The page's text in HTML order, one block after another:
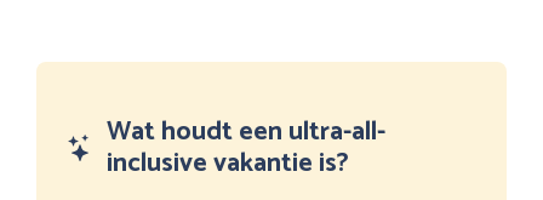
Wat houdt een ultra-all-
inclusive vakantie is?